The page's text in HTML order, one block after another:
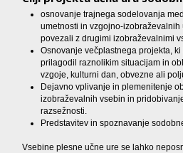
osnovanje trajnega sodelovanja
umetnosti in vzgojno-izobraževalnih
povezali z drugimi izobraževalnimi
Osnovanje večplastnega projekta,
prilagodil raznolikim situacijam in
vzgoje, kulturni dan, obvezne ali
Dejavno vplivanje in plemenitenje
izobraževalnih vsebin in
razsežnosti.
Predstavitev in spoznavanje
Vsebine plesne učne ure se lahko